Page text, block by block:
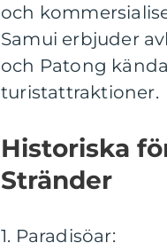
och
Samui erbjuder
och Patong
turistattraktioner.
Historiska
Stränder
1. Paradisöar: